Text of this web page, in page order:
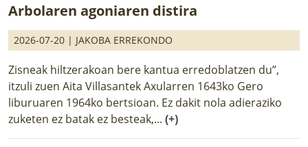
Arbolaren agoniaren distira
2026-07-20 | JAKOBA ERREKONDO
Zisneak hiltzerakoan bere kantua erredoblatzen du”,
itzuli zuen Aita Villasantek Axularren 1643ko Gero
liburuaren 1964ko bertsioan. Ez dakit nola adieraziko
zuketen ez batak ez besteak,... (+)